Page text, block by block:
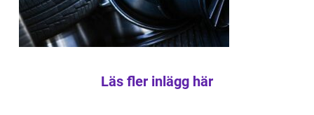
Läs fler inlägg här